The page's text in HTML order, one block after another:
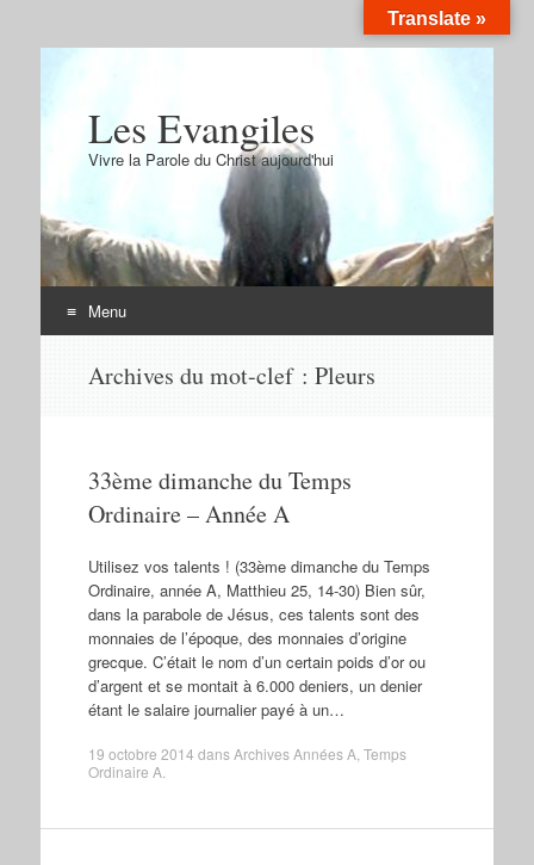
Les Evangiles
Vivre la Parole du Christ aujourd'hui
Menu
Archives du mot-clef : Pleurs
33ème dimanche du Temps
Ordinaire – Année A
Utilisez vos talents ! (33ème dimanche du Temps
Ordinaire, année A, Matthieu 25, 14-30) Bien sûr,
dans la parabole de Jésus, ces talents sont des
monnaies de l’époque, des monnaies d’origine
grecque. C’était le nom d’un certain poids d’or ou
d’argent et se montait à 6.000 deniers, un denier
étant le salaire journalier payé à un…
19 octobre 2014 dansArchives Années A, Temps
Ordinaire A.
Translate »